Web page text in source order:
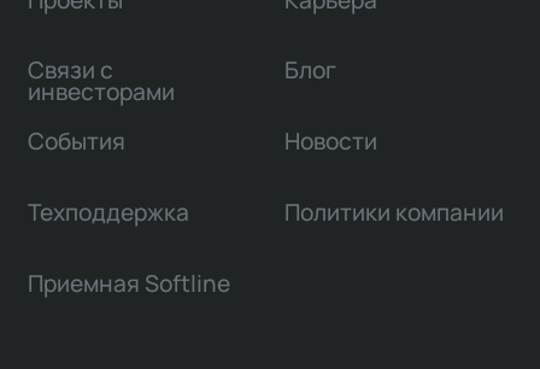
Связи с
инвесторами
Блог
События Новости
Техподдержка Политики компании
Приемная Softline